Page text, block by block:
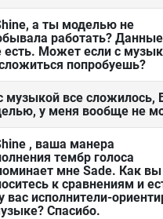
а ты моделью не
работать? Данные
есть. Может если с
попробуешь?
музыкой все сложилось,
у меня вообще не
, ваша манера
тембр голоса
мне Sade. Как вы
к сравнениям и
вас исполнители-
Спасибо.